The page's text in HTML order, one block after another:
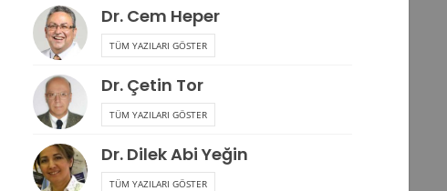
Dr. Cem Heper
TÜM YAZILARI GÖSTER
Dr. Çetin Tor
TÜM YAZILARI GÖSTER
Dr. Dilek Abi Yeğin
TÜM YAZILARI GÖSTER